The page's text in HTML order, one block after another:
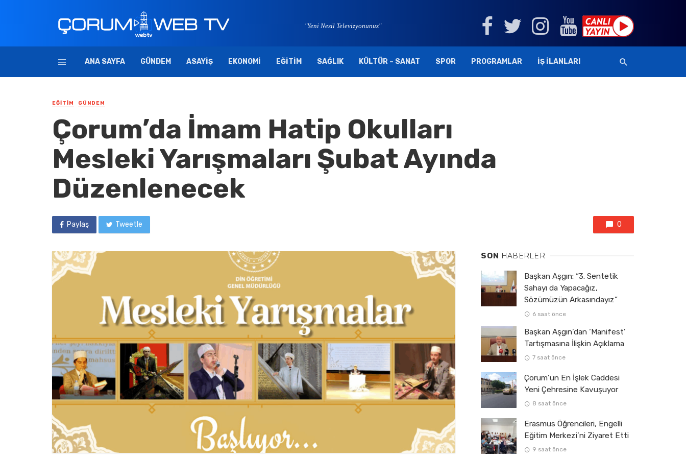
"Yeni Nesil Televizyonunuz"
ANA SAYFA GÜNDEM ASAYIŞ EKONOMI EĞITIM SAĞLIK KÜLTÜR – SANAT SPOR PROGRAMLAR İŞ İLANLARI
EĞITIM GÜNDEM
Çorum’da İmam Hatip Okulları
Mesleki Yarışmaları Şubat Ayında
Düzenlenecek
Paylaş Tweetle 0
SON HABERLER
Başkan Aşgın: “3. Sentetik
Sahayı da Yapacağız,
Sözümüzün Arkasındayız”
6 saat önce
Başkan Aşgın’dan ‘Manifest’
Tartışmasına İlişkin Açıklama
7 saat önce
Çorum’un En İşlek Caddesi
Yeni Çehresine Kavuşuyor
8 saat önce
Erasmus Öğrencileri, Engelli
Eğitim Merkezi’ni Ziyaret Etti
9 saat önce